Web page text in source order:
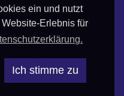
ein und nutzt
Erlebnis für
Ich stimme zu